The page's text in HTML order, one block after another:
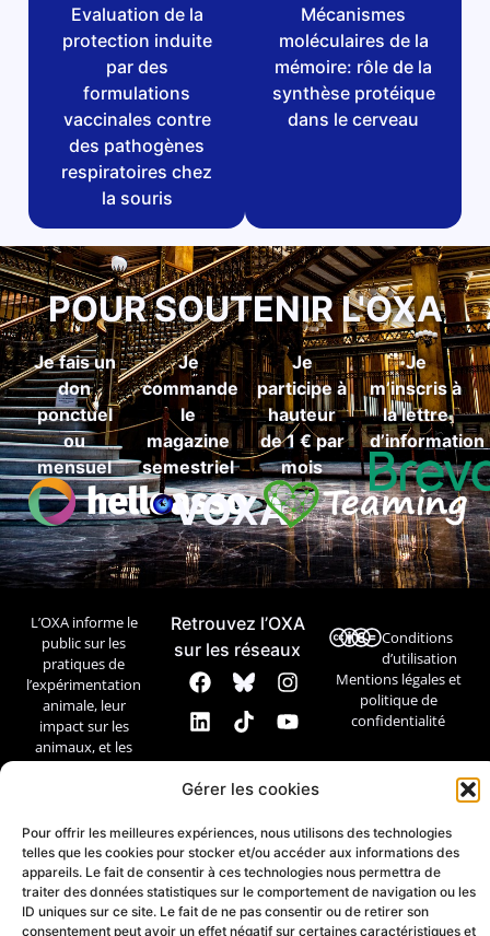
Gérer les cookies
Pour offrir les meilleures expériences, nous utilisons des technologies
telles que les cookies pour stocker et/ou accéder aux informations des
appareils. Le fait de consentir à ces technologies nous permettra de
traiter des données statistiques sur le comportement de navigation ou les
ID uniques sur ce site. Le fait de ne pas consentir ou de retirer son
consentement peut avoir un effet négatif sur certaines caractéristiques et
Evaluation de la
protection induite
par des
formulations
vaccinales contre
des pathogènes
respiratoires chez
la souris
Mécanismes
moléculaires de la
mémoire: rôle de la
synthèse protéique
dans le cerveau
POUR SOUTENIR L'OXA
Je fais un
don
ponctuel
ou
mensuel
Je
commande
le
magazine
semestriel
VOXA
Je
participe à
hauteur
de 1 € par
mois
Je
m’inscris à
la lettre
d’information
L’OXA informe le
public sur les
pratiques de
l’expérimentation
animale, leur
impact sur les
animaux, et les
débats
Contact
Retrouvez l’OXA
sur les réseaux
Conditions
d’utilisation
Mentions légales et
politique de
confidentialité